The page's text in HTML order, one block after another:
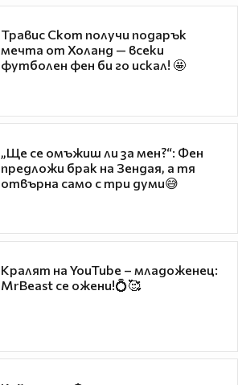
Травис Скот получи подарък
мечта от Холанд — всеки
футболен фен би го искал! 🤩
„Ще се омъжиш ли за мен?“: Фен
предложи брак на Зендая, а тя
отвърна само с три думи😅
Кралят на YouTube – младоженец:
MrBeast се ожени!💍🥰